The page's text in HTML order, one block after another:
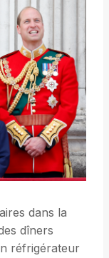
dans la
dîners
réfrigérateur